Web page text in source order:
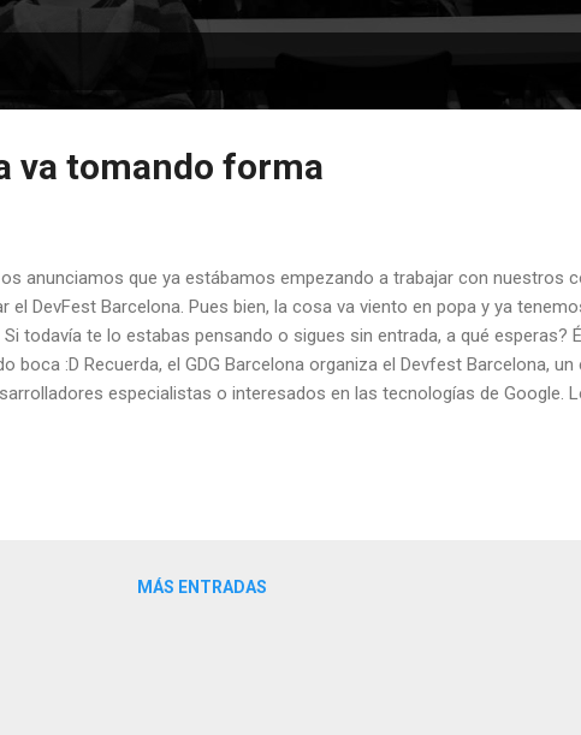
HAZTE MIEMBRO
va tomando forma
anunciamos que ya estábamos empezando a trabajar con nuestros
el DevFest Barcelona. Pues bien, la cosa va viento en popa y ya
todavía te lo estabas pensando o sigues sin entrada, a qué esperas?
boca :D Recuerda, el GDG Barcelona organiza el Devfest Barcelona,
especialistas o interesados ​​en las tecnologías de Google.
World Centre, edificio central de la Mobile World Capital situado en la
MÁS ENTRADAS